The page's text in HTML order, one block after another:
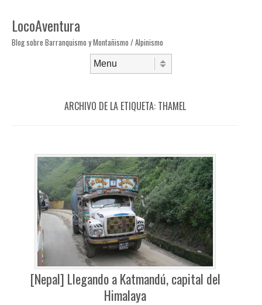
LocoAventura
Blog sobre Barranquismo y Montañismo / Alpinismo
ARCHIVO DE LA ETIQUETA: THAMEL
[Nepal] Llegando a Katmandú, capital del
Himalaya